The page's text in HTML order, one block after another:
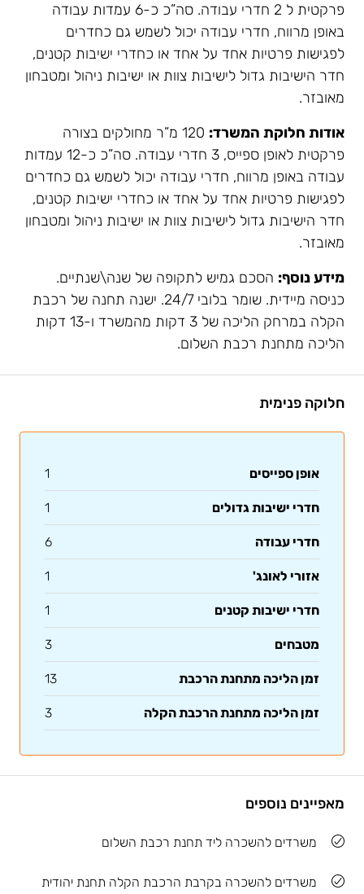
פרקטית ל 2 חדרי עבודה. סה”כ כ-6 עמדות עבודה
באופן מרווח, חדרי עבודה יכול לשמש גם כחדרים
לפגישות פרטיות אחד על אחד או כחדרי ישיבות קטנים,
חדר הישיבות גדול לישיבות צוות או ישיבות ניהול ומטבחון
מאובזר.
אודות חלוקת המשרד:
120 מ”ר מחולקים בצורה
פרקטית לאופן ספייס, 3 חדרי עבודה. סה”כ כ-12 עמדות
עבודה באופן מרווח, חדרי עבודה יכול לשמש גם כחדרים
לפגישות פרטיות אחד על אחד או כחדרי ישיבות קטנים,
חדר הישיבות גדול לישיבות צוות או ישיבות ניהול ומטבחון
מאובזר.
מידע נוסף: הסכם גמיש לתקופה של שנה\שנתיים.
כניסה מיידית. שומר בלובי 24/7. ישנה תחנה של רכבת
הקלה במרחק הליכה של 3 דקות מהמשרד ו-13 דקות
הליכה מתחנת רכבת השלום.
חלוקה פנימית
אופן ספייסים 1
חדרי ישיבות גדולים 1
חדרי עבודה 6
אזורי לאונג' 1
חדרי ישיבות קטנים 1
מטבחים 3
זמן הליכה מתחנת הרכבת 13
זמן הליכה מתחנת הרכבת הקלה 3
מאפיינים נוספים
משרדים להשכרה ליד תחנת רכבת השלום
משרדים להשכרה בקרבת הרכבת הקלה תחנת יהודית